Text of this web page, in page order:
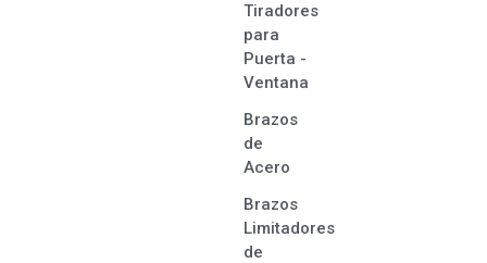
Tiradores
para
Puerta -
Ventana
Brazos
de
Acero
Brazos
Limitadores
de